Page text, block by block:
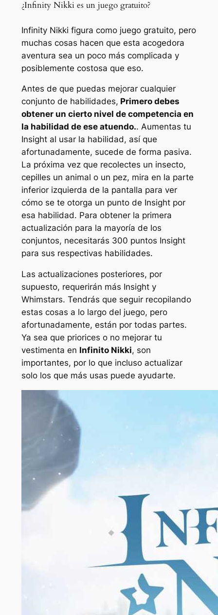
¿Infinity Nikki es un juego gratuito?
Infinity Nikki figura como juego gratuito, pero
muchas cosas hacen que esta acogedora
aventura sea un poco más complicada y
posiblemente costosa que eso.
Antes de que puedas mejorar cualquier
conjunto de habilidades, Primero debes
obtener un cierto nivel de competencia en
la habilidad de ese atuendo.. Aumentas tu
Insight al usar la habilidad, así que
afortunadamente, sucede de forma pasiva.
La próxima vez que recolectes un insecto,
cepilles un animal o un pez, mira en la parte
inferior izquierda de la pantalla para ver
cómo se te otorga un punto de Insight por
esa habilidad. Para obtener la primera
actualización para la mayoría de los
conjuntos, necesitarás 300 puntos Insight
para sus respectivas habilidades.
Las actualizaciones posteriores, por
supuesto, requerirán más Insight y
Whimstars. Tendrás que seguir recopilando
estas cosas a lo largo del juego, pero
afortunadamente, están por todas partes.
Ya sea que priorices o no mejorar tu
vestimenta en Infinito Nikki, son
importantes, por lo que incluso actualizar
solo los que más usas puede ayudarte.